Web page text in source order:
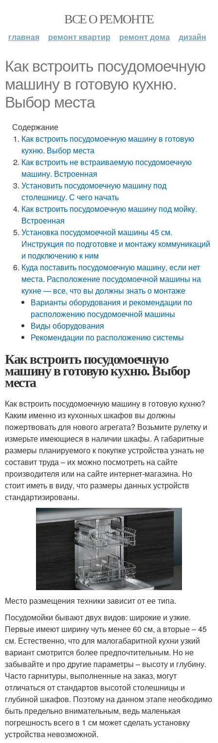
ВСЕ О РЕМОНТЕ
главная ремонт квартир ремонт дома дизайн
Как встроить посудомоечную
машину в готовую кухню.
Выбор места
Содержание
Как встроить посудомоечную машину в готовую
кухню. Выбор места
Как встроить не встраиваемую посудомоечную
машину. Встроенная
Установить посудомоечную машину под
столешницу. С чего начать
Как встроить посудомоечную машину под мойку.
Встроенная
Установка посудомоечной машины 45 см.
Инструкция по подготовке и монтажу коммуникаций
и подключению к ним
Куда поставить посудомоечную машину, если нет
места. Расположение посудомоечной машины на
кухне — все, что вы должны знать о монтаже
Варианты оборудования и рекомендации по
расположению посудомоечной машины
Виды оборудования
Рекомендации по расположению системы
Как встроить посудомоечную
машину в готовую кухню. Выбор
места
Как встроить посудомоечную машину в готовую кухню?
Каким именно из кухонных шкафов вы должны
пожертвовать для нового агрегата? Возьмите рулетку и
измерьте имеющиеся в наличии шкафы. А габаритные
размеры планируемого к покупке устройства узнать не
составит труда – их можно посмотреть на сайте
производителя или на сайте интернет-магазина. Но
стоит иметь в виду, что размеры данных устройств
стандартизированы.
Место размещения техники зависит от ее типа.
Посудомойки бывают двух видов: широкие и узкие.
Первые имеют ширину чуть менее 60 см, а вторые – 45
см. Естественно, что для малогабаритной кухни узкий
вариант смотрится более предпочтительным. Но не
забывайте и про другие параметры – высоту и глубину.
Часто гарнитуры, выполненные на заказ, могут
отличаться от стандартов высотой столешницы и
глубиной шкафов. Поэтому на данном этапе необходимо
быть предельно внимательным, ведь маленькая
погрешность всего в 1 см может сделать установку
устройства невозможной.